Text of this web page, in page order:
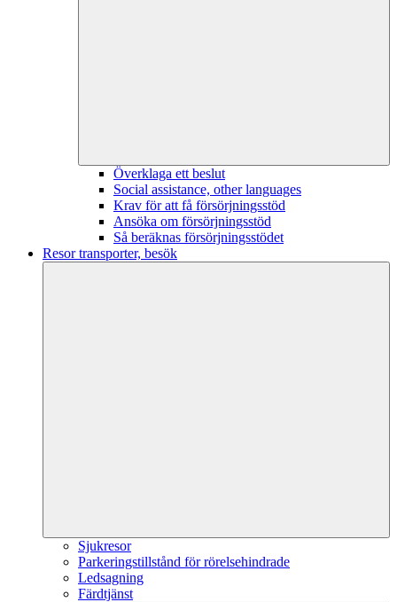
Överklaga ett beslut
Social assistance, other languages
Krav för att få försörjningsstöd
Ansöka om försörjningsstöd
Så beräknas försörjningsstödet
Resor transporter, besök
Sjukresor
Parkeringstillstånd för rörelsehindrade
Ledsagning
Färdtjänst